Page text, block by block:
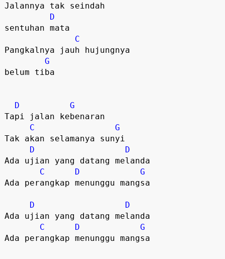
Jalannya tak seindah
D
sentuhan mata
C
Pangkalnya jauh hujungnya
G
belum tiba
D
G
Tapi jalan kebenaran
C
G
Tak akan selamanya sunyi
D
D
Ada ujian yang datang melanda
C
D
G
Ada perangkap menunggu mangsa
D
D
Ada ujian yang datang melanda
C
D
G
Ada perangkap menunggu mangsa